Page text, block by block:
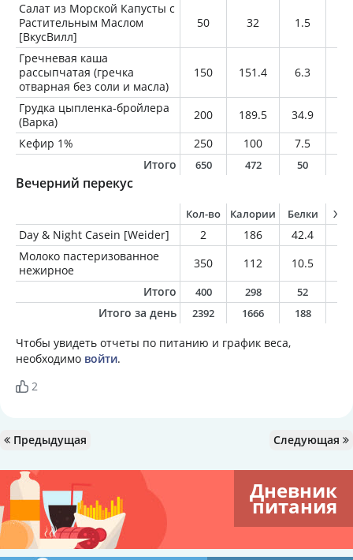
Салат из Морской Капусты с
Растительным Маслом
[ВкусВилл]
50 32 1.5
Гречневая каша
рассыпчатая (гречка
отварная без соли и масла)
150 151.4 6.3
Грудка цыпленка-бройлера
(Варка)
200 189.5 34.9
Кефир 1%
250 100 7.5
Итого
650 472 50
Вечерний перекус
Кол-во Калории Белки
Day & Night Casein [Weider] 2 186 42.4
Молоко пастеризованное
нежирное
350 112 10.5
Итого
400 298 52
Итого за день 2392 1666 188
Чтобы увидеть отчеты по питанию и график веса,
необходимо войти.
2
Предыдущая Следующая
Дневник
питания